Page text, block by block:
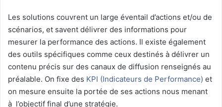
Les solutions couvrent un large éventail d’actions et/ou de
scénarios, et savent délivrer des informations pour
mesurer la performance des actions. Il existe également
des outils spécifiques comme ceux destinés à délivrer un
contenu précis sur des canaux de diffusion renseignés au
préalable. On fixe des KPI (Indicateurs de Performance) et
on mesure ensuite la portée de ses actions nous menant
à l’objectif final d’une stratégie.